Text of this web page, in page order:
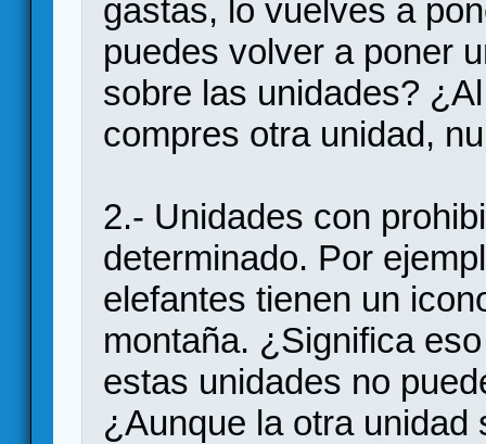
gastas, lo vuelves a
puedes volver a poner
sobre las unidades?
compres otra unidad,
2.- Unidades con
determinado. Por
elefantes tienen un
montaña. ¿Significa
estas unidades no
¿Aunque la otra unidad